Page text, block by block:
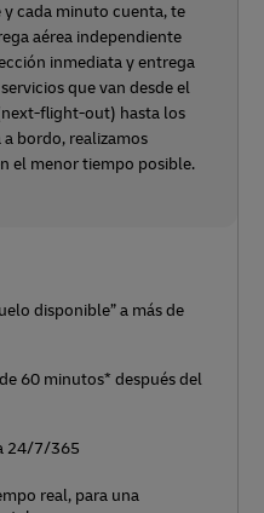
y cada minuto cuenta, te
aérea independiente
inmediata y entrega
que van desde el
flight-out) hasta los
bordo, realizamos
el menor tiempo posible.
disponible” a más de
60 minutos* después del
24/7/365
real, para una